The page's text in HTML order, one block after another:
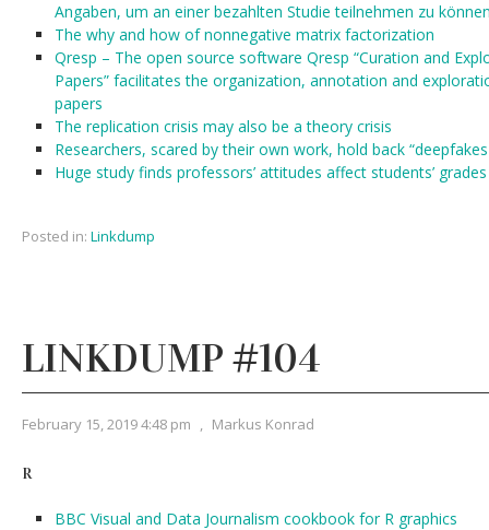
Angaben, um an einer bezahlten Studie teilnehmen zu
The why and how of nonnegative matrix factorization
Qresp – The open source software Qresp “Curation and
Papers” facilitates the organization, annotation and
papers
The replication crisis may also be a theory crisis
Researchers, scared by their own work, hold back
Huge study finds professors’ attitudes affect students’ grades
Posted in: Linkdump
LINKDUMP #104
February 15, 2019 4:48 pm , Markus Konrad
R
BBC Visual and Data Journalism cookbook for R graphics